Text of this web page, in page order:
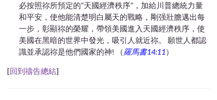
必按照祢所預定的“天國經濟秩序”，加給川普總統力量
和平安，使他能清楚明白屬天的戰略，剛强壯膽邁出每
一步，彰顯祢的榮耀，帶領美國進入天國經濟秩序，使
美國在黑暗的世界中發光，吸引人就近祢。 願世人都認
識並承認祢是他們國家的神! （羅馬書14:11 ）
[回到禱告總結]